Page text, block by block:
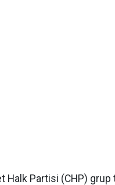
Halk Partisi (CHP) grup